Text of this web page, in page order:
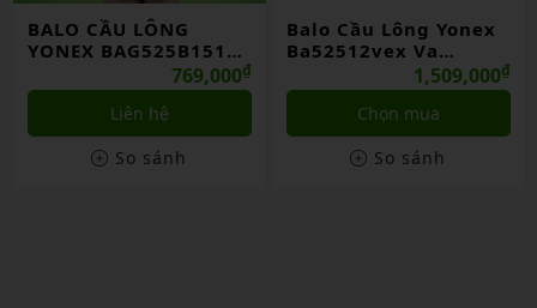
Balo Cầu Lông Yonex
Ba52512vex Va
Grayish Beige Chính
Hãng
1,509,000₫
Chọn mua
So sánh
Túi Vợt Cầu Lông
Yonex 22926 Chính
1,750,000₫
Chọn mua
So sánh